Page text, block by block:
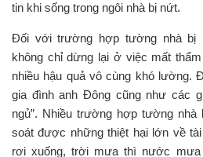
tin khi sống trong ngôi nhà bị nứt.
Đối với trường hợp tường nhà bị
không chỉ dừng lại ở việc mất
nhiều hậu quả vô cùng khó lường.
gia đình anh Đông cũng như các
ngủ”. Nhiều trường hợp tường
soát được những thiệt hại lớn về
rơi xuống, trời mưa thì nước mưa